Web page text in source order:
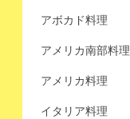
アボカド料理
アメリカ南部料理
アメリカ料理
イタリア料理